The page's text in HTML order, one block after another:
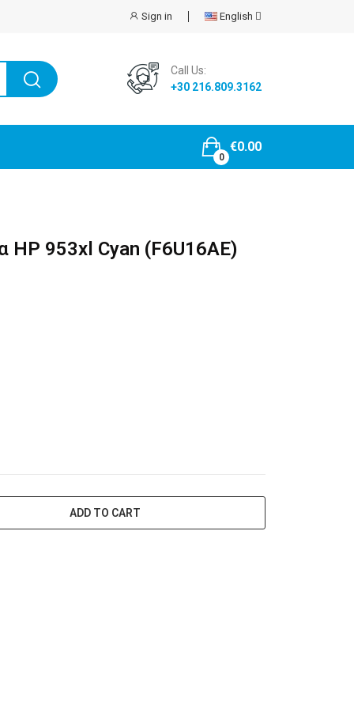
Sign in English
Call Us:
+30 216.809.3162
€0.00
0
HP 953xl Cyan (F6U16AE)
ADD TO CART